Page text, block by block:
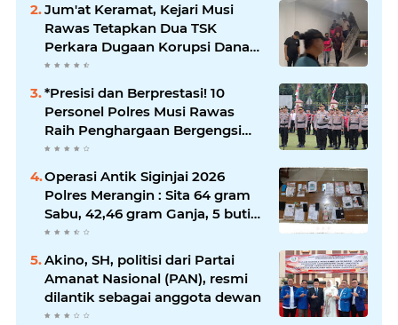
Jum'at Keramat, Kejari Musi
Rawas Tetapkan Dua TSK
Perkara Dugaan Korupsi Dana
Peremajaan PSR
*Presisi dan Berprestasi! 10
Personel Polres Musi Rawas
Raih Penghargaan Bergengsi
dari Kapolda Sumsel*
Operasi Antik Siginjai 2026
Polres Merangin : Sita 64 gram
Sabu, 42,46 gram Ganja, 5 butir
extasi, dan Amankan 21 Orang
Tersangka
Akino, SH, politisi dari Partai
Amanat Nasional (PAN), resmi
dilantik sebagai anggota dewan